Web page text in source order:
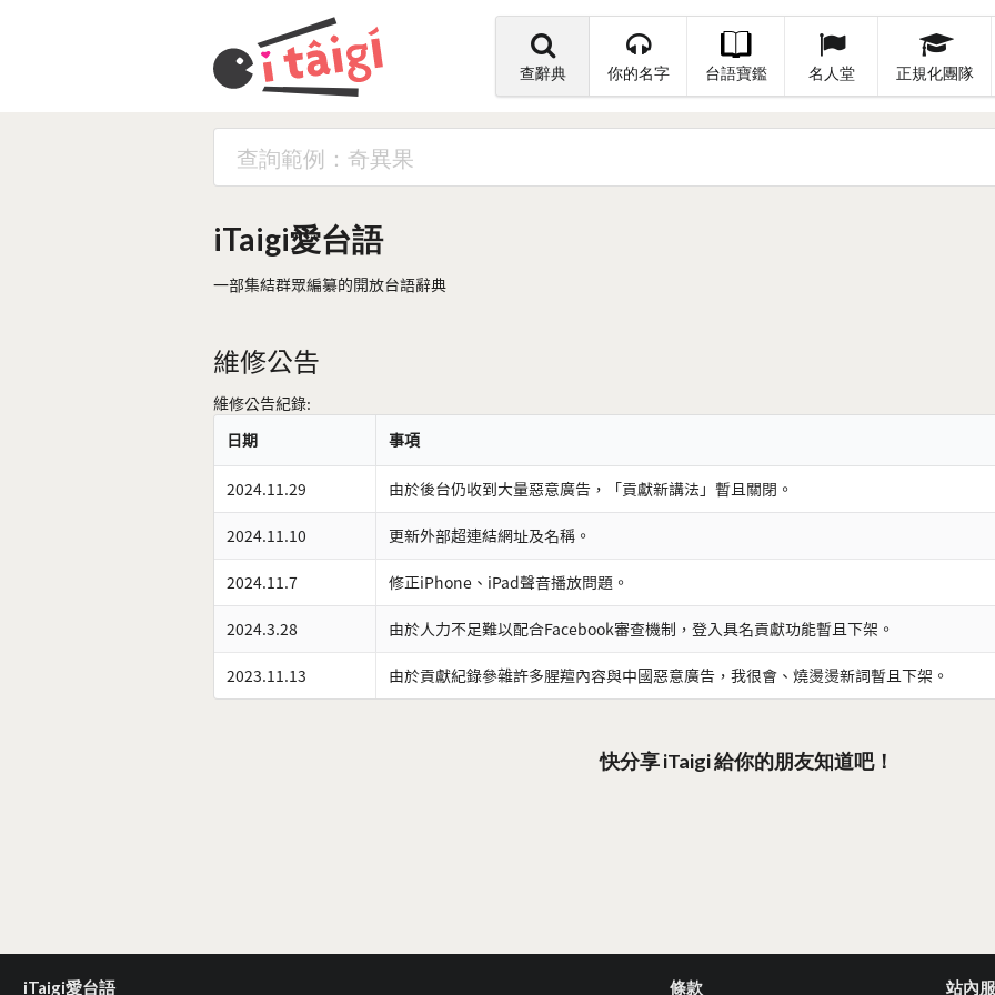
查辭典 你的名字 台語寶鑑 名人堂 正規化團隊
iTaigi愛台語
一部集結群眾編纂的開放台語辭典
維修公告
維修公告紀錄:
日期
事項
2024.11.29 由於後台仍收到大量惡意廣告，「貢獻新講法」暫且關閉。
2024.11.10 更新外部超連結網址及名稱。
2024.11.7 修正iPhone、iPad聲音播放問題。
2024.3.28 由於人力不足難以配合Facebook審查機制，登入具名貢獻功能暫且下架。
2023.11.13 由於貢獻紀錄參雜許多腥羶內容與中國惡意廣告，我很會、燒燙燙新詞暫且下架。
快分享 iTaigi 給你的朋友知道吧！
iTaigi愛台語 條款 站內